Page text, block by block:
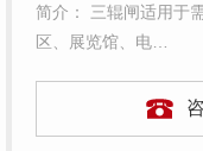
简介： 三辊闸适用于
区、展览馆、电…